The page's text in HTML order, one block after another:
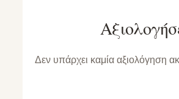
Δεν υπάρχει καμία αξιολόγηση